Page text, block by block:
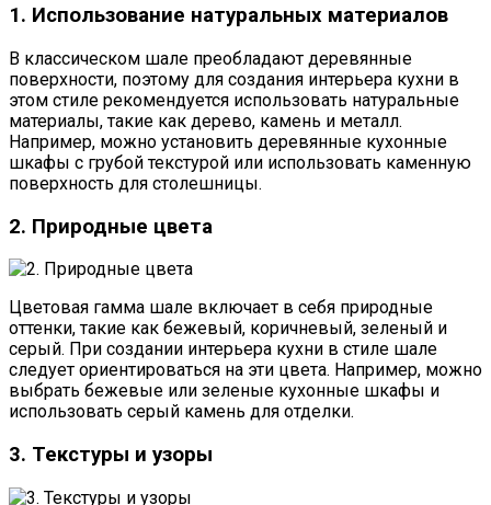
1. Использование натуральных материалов
В классическом шале преобладают деревянные
поверхности, поэтому для создания интерьера кухни в
этом стиле рекомендуется использовать натуральные
материалы, такие как дерево, камень и металл.
Например, можно установить деревянные кухонные
шкафы с грубой текстурой или использовать каменную
поверхность для столешницы.
2. Природные цвета
Цветовая гамма шале включает в себя природные
оттенки, такие как бежевый, коричневый, зеленый и
серый. При создании интерьера кухни в стиле шале
следует ориентироваться на эти цвета. Например, можно
выбрать бежевые или зеленые кухонные шкафы и
использовать серый камень для отделки.
3. Текстуры и узоры